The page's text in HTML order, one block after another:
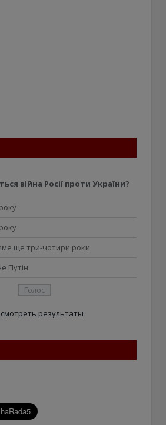
війна Росії проти України?
ще три-чотири роки
Путін
результаты